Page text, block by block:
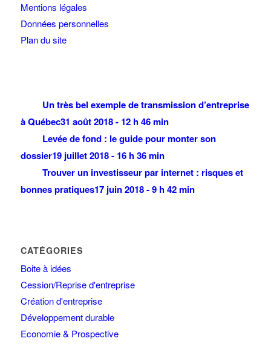
Mentions légales
Données personnelles
Plan du site
Un très bel exemple de transmission d’entreprise
à Québec31 août 2018 - 12 h 46 min
Levée de fond : le guide pour monter son
dossier19 juillet 2018 - 16 h 36 min
Trouver un investisseur par internet : risques et
bonnes pratiques17 juin 2018 - 9 h 42 min
CATÉGORIES
Boite à idées
Cession/Reprise d'entreprise
Création d'entreprise
Développement durable
Economie & Prospective